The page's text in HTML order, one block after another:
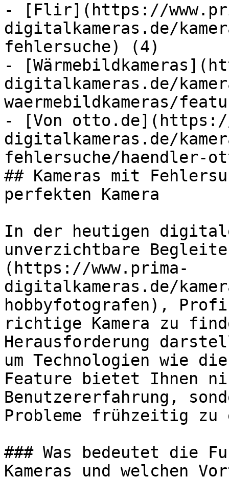
- [Flir](https://
digitalkameras.de/
fehlersuche) (4)
-
digitalkameras.de/
waermebildkameras/
- [Von otto.de](https://
digitalkameras.de/
fehlersuche/haendler-
## Kameras mit
perfekten Kamera
In der heutigen
unverzichtbare
(https://www.prima-
digitalkameras.de/
hobbyfotografen),
richtige Kamera zu
Herausforderung
um Technologien wie
Feature bietet Ihnen
Benutzererfahrung,
Probleme frühzeitig zu
### Was bedeutet die
Kameras und welchen